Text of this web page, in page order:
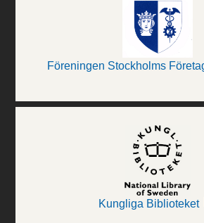
Föreningen Stockholms
Kungliga Biblioteket